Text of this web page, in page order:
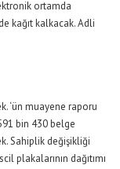
ortamda
kağıt kalkacak. Adli
‘ün muayene raporu
bin 430 belge
Sahiplik değişikliği
plakalarının dağıtımı